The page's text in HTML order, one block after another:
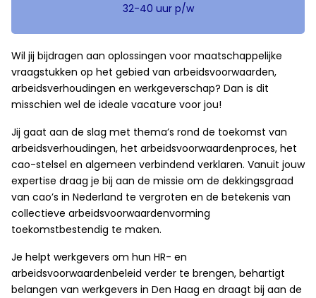
32-40 uur p/w
Wil jij bijdragen aan oplossingen voor maatschappelijke
vraagstukken op het gebied van arbeidsvoorwaarden,
arbeidsverhoudingen en werkgeverschap? Dan is dit
misschien wel de ideale vacature voor jou!
Jij gaat aan de slag met thema’s rond de toekomst van
arbeidsverhoudingen, het arbeidsvoorwaardenproces, het
cao-stelsel en algemeen verbindend verklaren. Vanuit jouw
expertise draag je bij aan de missie om de dekkingsgraad
van cao’s in Nederland te vergroten en de betekenis van
collectieve arbeidsvoorwaardenvorming
toekomstbestendig te maken.
Je helpt werkgevers om hun HR- en
arbeidsvoorwaardenbeleid verder te brengen, behartigt
belangen van werkgevers in Den Haag en draagt bij aan de